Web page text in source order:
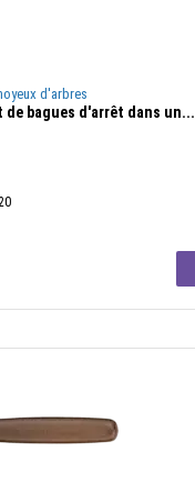
d'arbres
bagues d'arrêt dans un...